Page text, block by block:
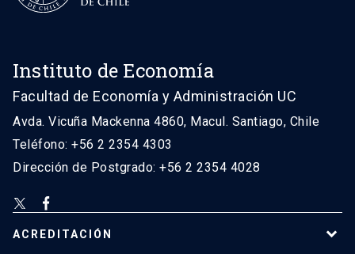
Instituto de Economía
Facultad de Economía y Administración UC
Avda. Vicuña Mackenna 4860, Macul. Santiago, Chile
Teléfono: +56 2 2354 4303
Dirección de Postgrado: +56 2 2354 4028
ACREDITACIÓN